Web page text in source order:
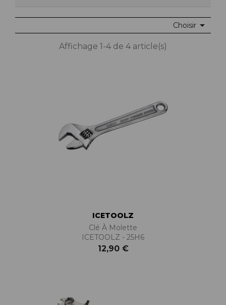
Choisir 
Affichage 1-4 de 4 article(s)
ICETOOLZ
Clé À Molette
ICETOOLZ - 25H6
12,90 €